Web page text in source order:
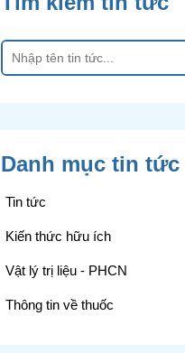
Danh mục tin tức
Tin tức
Kiến thức hữu ích
Vật lý trị liệu - PHCN
Thông tin về thuốc